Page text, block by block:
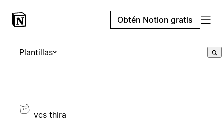
Obtén Notion gratis
Plantillas
vcs thira